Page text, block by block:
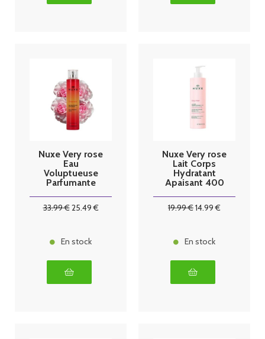
Nuxe Very rose
Eau
Voluptueuse
Parfumante
33.99€25.49€
En stock
Nuxe Very rose
Lait Corps
Hydratant
Apaisant 400
19.99€14.99 €
En stock